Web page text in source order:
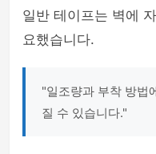
일반 테이프는 벽에
요했습니다.
"일조량과 부착 방법
질 수 있습니다."